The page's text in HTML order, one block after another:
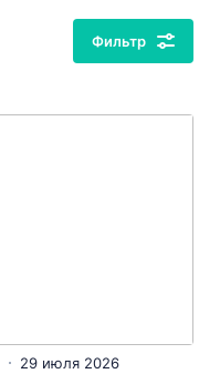
Фильтр
29 июля 2026